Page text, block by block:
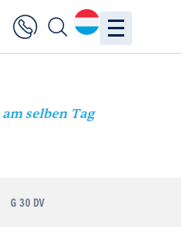
am selben Tag
G 30 DV